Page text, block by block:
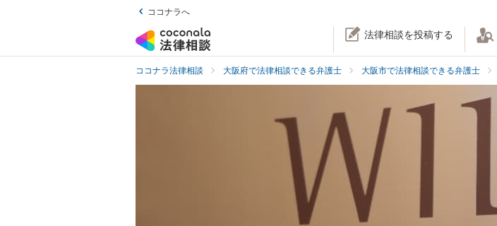
ココナラへ
法律相談を投稿する
ココナラ法律相談 大阪府で法律相談できる弁護士 大阪市で法律相談できる弁護士